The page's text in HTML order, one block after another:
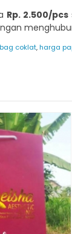
Rp. 2.500/pcs
coklat,harga